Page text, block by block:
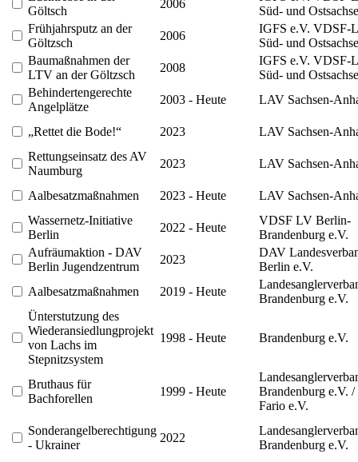
Göltsch
2006
Süd- und
Frühjahrsputz an der
Göltzsch
2006
IGFS e.V. VDSF-
Süd- und
Baumaßnahmen der
LTV an der Göltzsch
2008
IGFS e.V. VDSF-
Süd- und
Behindertengerechte
Angelplätze
2003 - Heute LAV Sachsen-
„Rettet die Bode!“ 2023
LAV Sachsen-
Rettungseinsatz des AV
Naumburg
2023 LAV Sachsen-
Aalbesatzmaßnahmen 2023 - Heute
LAV Sachsen-
Wassernetz-Initiative
Berlin
2022 - Heute
VDSF LV Berlin-
Brandenburg e.V.
Aufräumaktion - DAV
Berlin Jugendzentrum
2023
DAV
Berlin e.V.
Aalbesatzmaßnahmen
2019 - Heute
Brandenburg e.V.
Ünterstutzung des
Wiederansiedlungprojekt
von Lachs im
Stepnitzsystem
1998 - Heute Brandenburg e.V.
Bruthaus für
Bachforellen
1999 - Heute
Brandenburg e.V. /
Fario e.V.
Sonderangelberechtigung
- Ukrainer
2022
Brandenburg e.V.